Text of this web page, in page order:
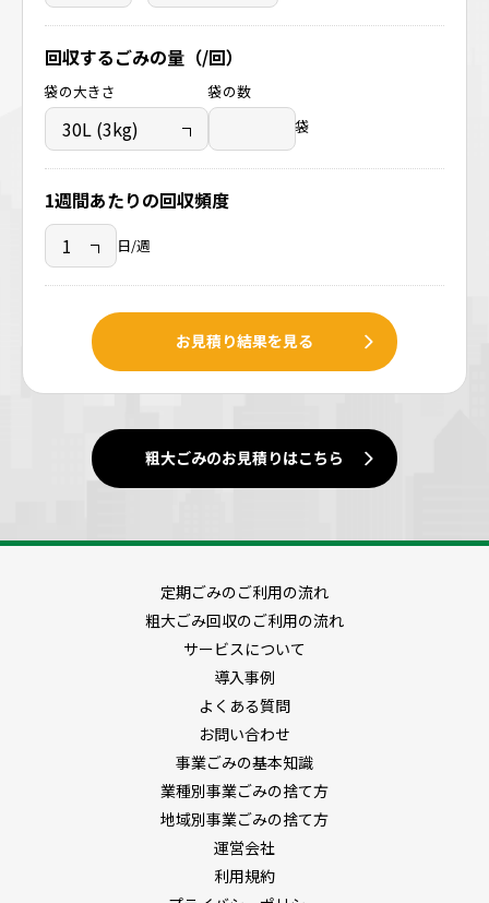
回収するごみの量（/回）
袋の大きさ
袋の数
袋
1週間あたりの回収頻度
日/週
お見積り結果を見る
粗大ごみのお見積りはこちら
定期ごみのご利用の流れ
粗大ごみ回収のご利用の流れ
サービスについて
導入事例
よくある質問
お問い合わせ
事業ごみの基本知識
業種別事業ごみの捨て方
地域別事業ごみの捨て方
運営会社
利用規約